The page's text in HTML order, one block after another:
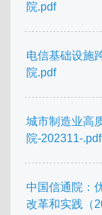
院.pdf
电信基础设施
院.pdf
城市制造业高
院-202311-.pdf
中国信通院：
改革和实践（